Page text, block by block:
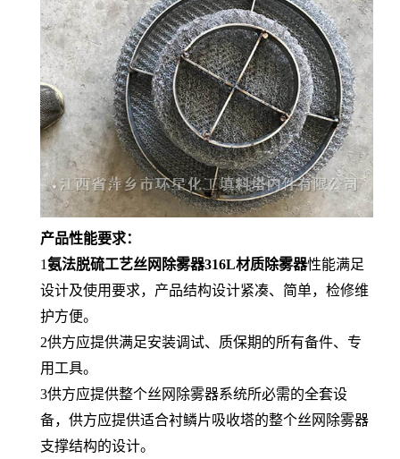
产品性能要求：
1氨法脱硫工艺丝网除雾器316L材质除雾器性能满足
设计及使用要求，产品结构设计紧凑、简单，检修维
护方便。
2供方应提供满足安装调试、质保期的所有备件、专
用工具。
3供方应提供整个丝网除雾器系统所必需的全套设
备，供方应提供适合衬鳞片吸收塔的整个丝网除雾器
支撑结构的设计。